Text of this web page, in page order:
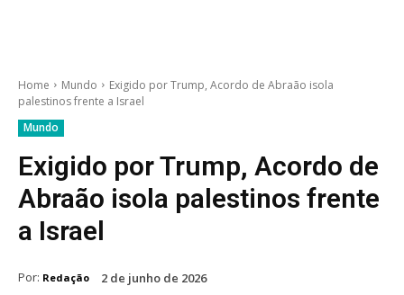
Home Mundo
Exigido por Trump, Acordo de Abraão isola
palestinos frente a Israel
Mundo
Exigido por Trump, Acordo de
Abraão isola palestinos frente
a Israel
Por: Redação 2 de junho de 2026